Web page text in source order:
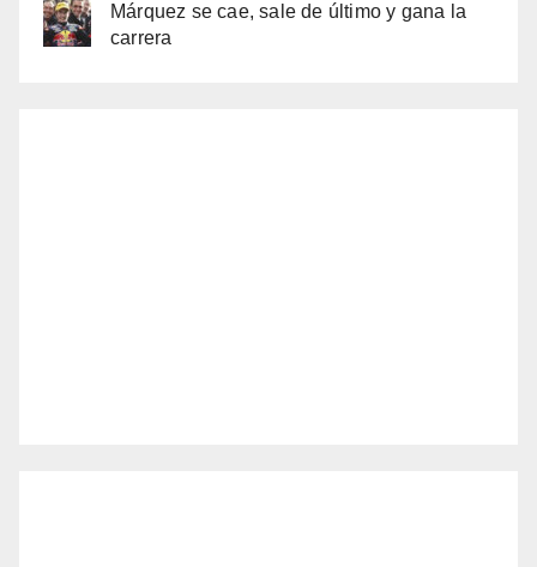
Márquez se cae, sale de último y gana la
carrera